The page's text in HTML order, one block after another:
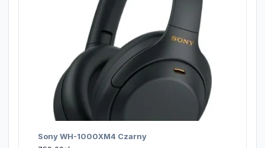
Sony WH-1000XM4 Czarny